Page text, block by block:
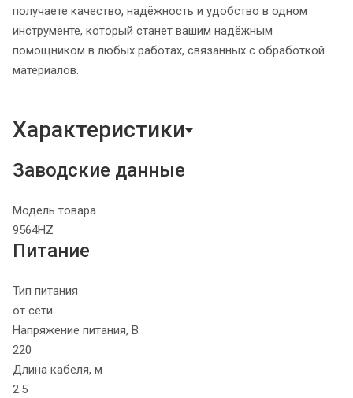
получаете качество, надёжность и удобство в одном
инструменте, который станет вашим надёжным
помощником в любых работах, связанных с обработкой
материалов.
Характеристики
Заводские данные
Модель товара
9564HZ
Питание
Тип питания
от сети
Напряжение питания, В
220
Длина кабеля, м
2.5